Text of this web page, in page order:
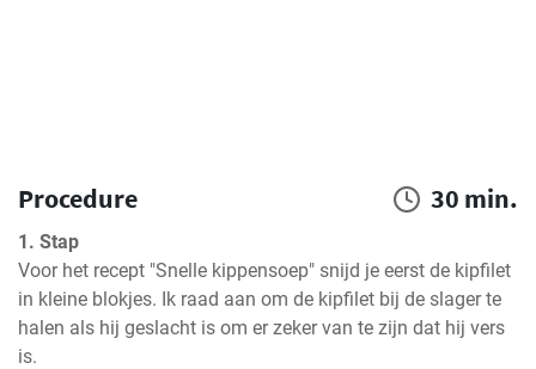
Procedure 30 min.
1. Stap
Voor het recept "Snelle kippensoep" snijd je eerst de kipfilet
in kleine blokjes. Ik raad aan om de kipfilet bij de slager te
halen als hij geslacht is om er zeker van te zijn dat hij vers
is.